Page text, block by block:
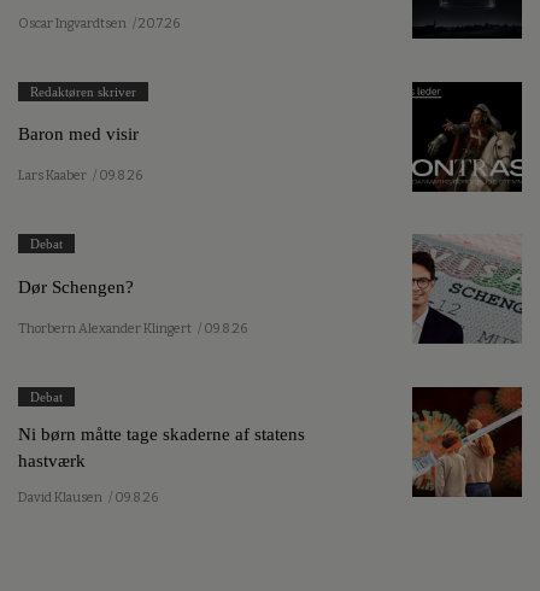
Oscar Ingvardtsen / 20.7.26
Redaktøren skriver
Baron med visir
Lars Kaaber / 09.8.26
Debat
Dør Schengen?
Thorbern Alexander Klingert / 09.8.26
Debat
Ni børn måtte tage skaderne af statens
hastværk
David Klausen / 09.8.26